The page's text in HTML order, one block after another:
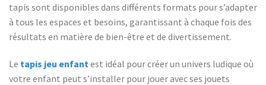
tapis sont disponibles dans différents formats pour s’adapter
à tous les espaces et besoins, garantissant à chaque fois des
résultats en matière de bien-être et de divertissement.
Le tapis jeu enfant est idéal pour créer un univers ludique où
votre enfant peut s’installer pour jouer avec ses jouets